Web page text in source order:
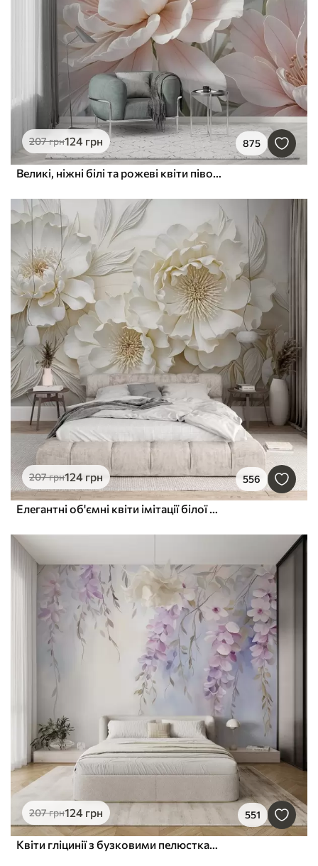
207грн124 грн 875
Великі, ніжні білі та рожеві квіти півонії з м'якими, пухнастими пелюстками на розмитому сірому тлі
207грн124 грн 556
Елегантні об'ємні квіти імітації білої півонії з м'якими пелюстками та пастельно-жовтими серединками на світлому фоні
207грн124 грн 551
Квіти гліцинії з бузковими пелюстками та зеленим листям, що звисає з гілок, м'які пастельні кольори, пастельний фон